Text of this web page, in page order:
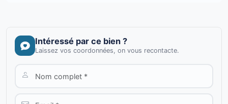
Intéressé par ce bien ?
Laissez vos coordonnées, on vous recontacte.